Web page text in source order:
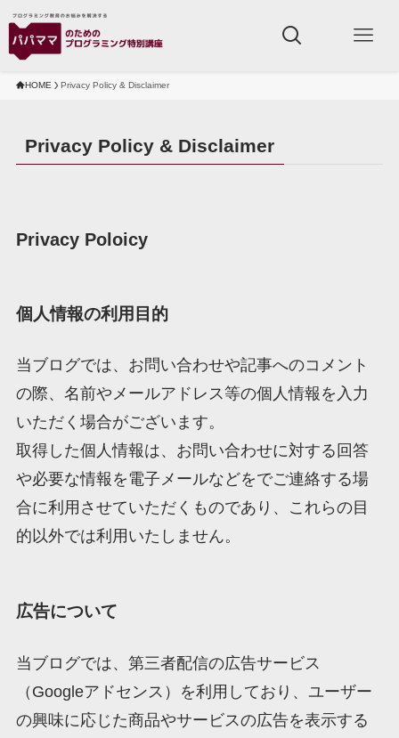
HOME Privacy Policy & Disclaimer
Privacy Policy & Disclaimer
Privacy Poloicy
個人情報の利用目的
当ブログでは、お問い合わせや記事へのコメント
の際、名前やメールアドレス等の個人情報を入力
いただく場合がございます。
取得した個人情報は、お問い合わせに対する回答
や必要な情報を電子メールなどをでご連絡する場
合に利用させていただくものであり、これらの目
的以外では利用いたしません。
広告について
当ブログでは、第三者配信の広告サービス
（Googleアドセンス）を利用しており、ユーザー
の興味に応じた商品やサービスの広告を表示する